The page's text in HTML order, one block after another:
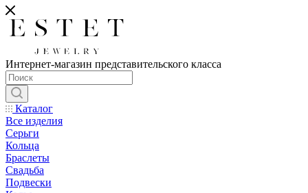
Интернет-магазин представительского класса
Каталог
Все изделия
Серьги
Кольца
Браслеты
Свадьба
Подвески